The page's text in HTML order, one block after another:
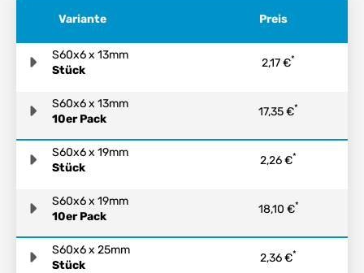
Variante Preis
S60x6 x 13mm
Stück
2,17 €*
S60x6 x 13mm
10er Pack
17,35 €*
S60x6 x 19mm
Stück
2,26 €*
S60x6 x 19mm
10er Pack
18,10 €*
S60x6 x 25mm
Stück
2,36 €*